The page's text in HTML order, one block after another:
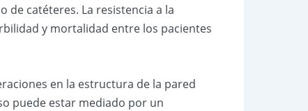
de catéteres. La resistencia a la
y mortalidad entre los pacientes
en la estructura de la pared
puede estar mediado por un